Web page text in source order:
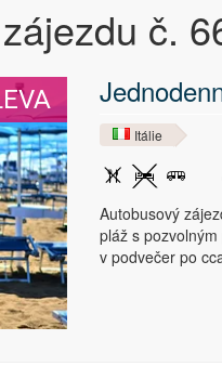
č.
Itálie
Autobusový
pláž s
v podvečer po